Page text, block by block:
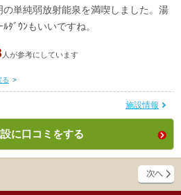
単純弱放射能泉を満喫しました。湯
ﾀﾞｳﾝもいいですね。
人が参考にしています
る >
施設情報
に口コミをする